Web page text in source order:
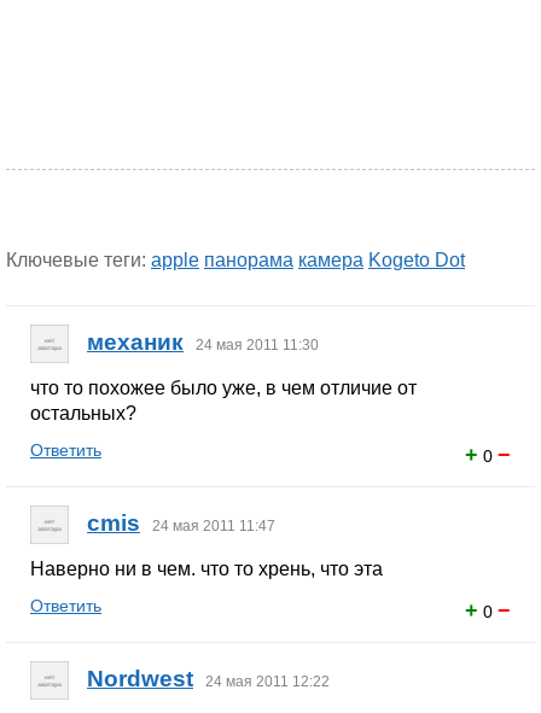
Ключевые теги: apple панорама камера Kogeto Dot
механик 24 мая 2011 11:30
что то похожее было уже, в чем отличие от
остальных?
+ 0 −
Ответить
cmis 24 мая 2011 11:47
Наверно ни в чем. что то хрень, что эта
+ 0 −
Ответить
Nordwest 24 мая 2011 12:22